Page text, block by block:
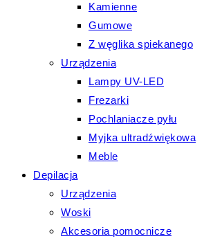
Kamienne
Gumowe
Z węglika spiekanego
Urządzenia
Lampy UV-LED
Frezarki
Pochlaniacze pyłu
Myjka ultradźwiękowa
Meble
Depilacja
Urządzenia
Woski
Akcesoria pomocnicze